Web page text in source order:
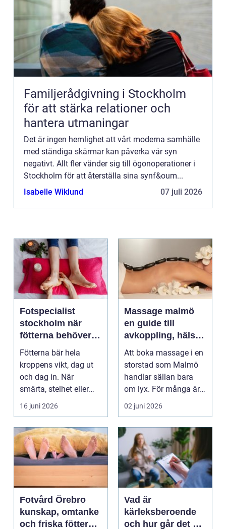
Familjerådgivning i Stockholm
för att stärka relationer och
hantera utmaningar
Det är ingen hemlighet att vårt moderna samhälle
med ständiga skärmar kan påverka vår syn
negativt. Allt fler vänder sig till ögonoperationer i
Stockholm för att återställa sina synf&oum...
Isabelle Wiklund
07 juli 2026
Fotspecialist
stockholm när
fötterna behöver
mer än vila
Fötterna bär hela
kroppens vikt, dag ut
och dag in. När
smärta, stelhet eller
felställningar uppstår...
16 juni 2026
Massage malmö
en guide till
avkoppling, hälsa
och välmående
Att boka massage i en
storstad som Malmö
handlar sällan bara
om lyx. För många är
det ett sätt att h...
02 juni 2026
Fotvård Örebro
kunskap, omtanke
och friska fötter
Vad är
kärleksberoende
och hur går det att